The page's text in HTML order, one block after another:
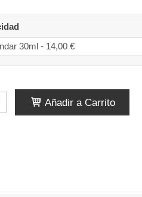
Añadir a Carrito